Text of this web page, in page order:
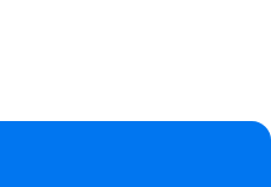
予定のタイトルや説明欄に自由